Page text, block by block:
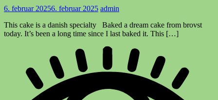
6. februar 20256. februar 2025 admin
This cake is a danish specialty Baked a dream cake from brovst
today. It’s been a long time since I last baked it. This […]